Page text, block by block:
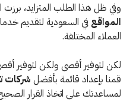
وفي ظل هذا الطلب المتزايد،
المواقع في السعودية لتقديم
العملاء المختلفة.
لكن لتوفير أقصى ولكن لتوفير
قمنا بإعداد قائمة بأفضل شركات
لمساعدتك على اتخاذ القرار